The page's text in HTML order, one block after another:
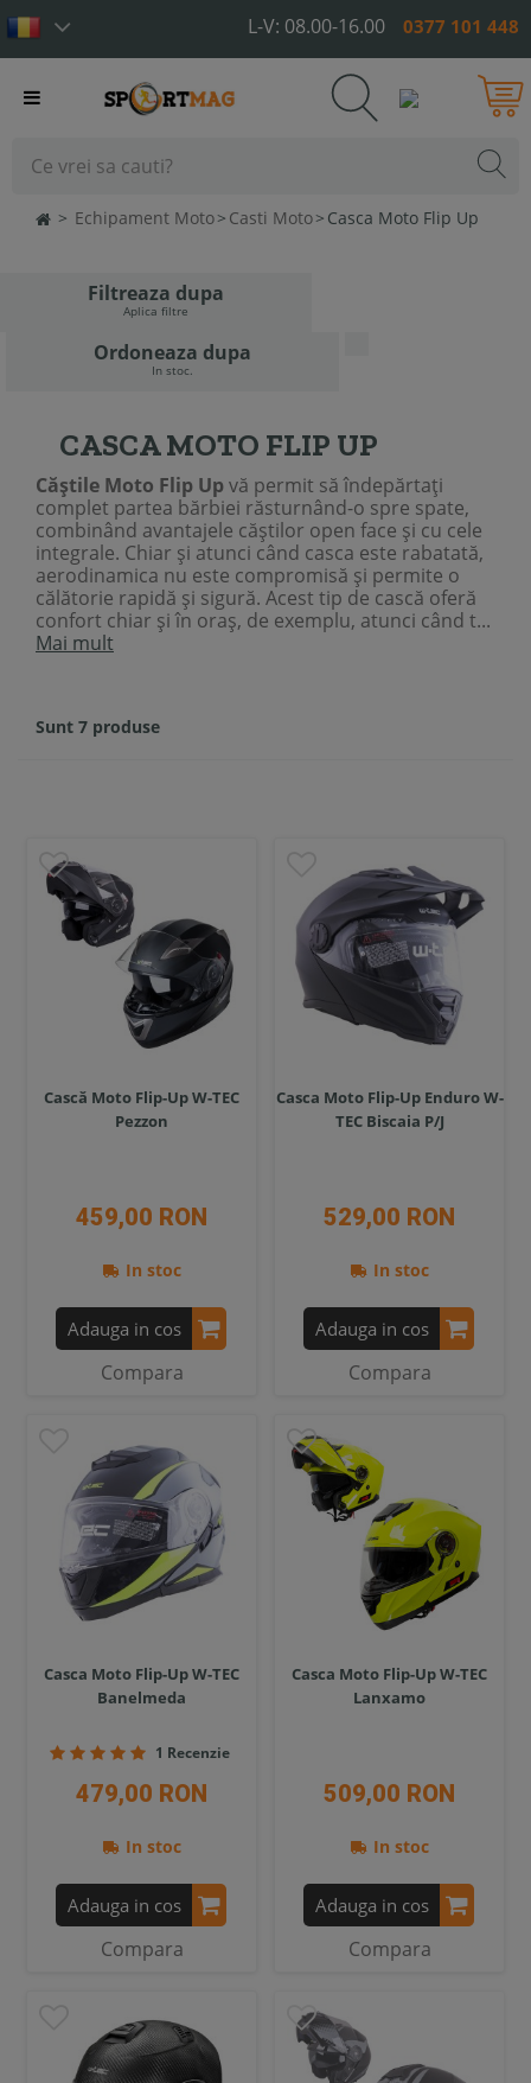
L-V: 08.00-16.00 0377 101 448
Toggle
> Echipament Moto> Casti Moto> Casca Moto Flip Up
Filtreaza dupa
Aplica filtre
Ordoneaza dupa
In stoc.
CASCA MOTO FLIP UP
Căștile Moto Flip Upvă permit să îndepărtați
complet partea bărbiei răsturnând-o spre spate,
combinând avantajele căștilor open face și cu cele
integrale. Chiar și atunci când casca este rabatată,
aerodinamica nu este compromisă și permite o
călătorie rapidă și sigură. Acest tip de cască oferă
confort chiar și în oraș, de exemplu, atunci când t...
Mai mult
Sunt 7 produse
Cască Moto Flip-Up W-TEC
Pezzon
459,00 RON
In stoc
Adauga in cos
Compara
Casca Moto Flip-Up Enduro W-
TEC Biscaia P/J
529,00 RON
In stoc
Adauga in cos
Compara
Casca Moto Flip-Up W-TEC
Banelmeda
1 Recenzie
479,00 RON
In stoc
Adauga in cos
Compara
Casca Moto Flip-Up W-TEC
Lanxamo
509,00 RON
In stoc
Adauga in cos
Compara